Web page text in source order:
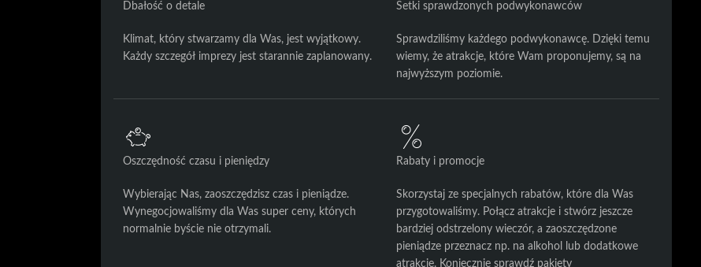
Dbałość o detale
Klimat, który stwarzamy dla Was, jest wyjątkowy.
Każdy szczegół imprezy jest starannie zaplanowany.
Setki sprawdzonych podwykonawców
Sprawdziliśmy każdego podwykonawcę. Dzięki temu
wiemy, że atrakcje, które Wam proponujemy, są na
najwyższym poziomie.
Oszczędność czasu i pieniędzy
Wybierając Nas, zaoszczędzisz czas i pieniądze.
Wynegocjowaliśmy dla Was super ceny, których
normalnie byście nie otrzymali.
Rabaty i promocje
Skorzystaj ze specjalnych rabatów, które dla Was
przygotowaliśmy. Połącz atrakcje i stwórz jeszcze
bardziej odstrzelony wieczór, a zaoszczędzone
pieniądze przeznacz np. na alkohol lub dodatkowe
atrakcje. Koniecznie sprawdź pakiety